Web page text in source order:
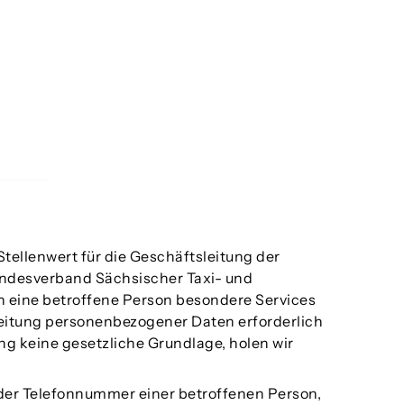
für die Geschäftsleitung der
Sächsischer Taxi- und
betroffene Person besondere Services
personenbezogener Daten erforderlich
keine gesetzliche Grundlage, holen wir
Telefonnummer einer betroffenen Person,